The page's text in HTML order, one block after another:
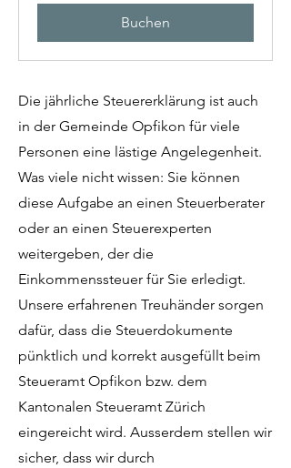
Buchen
Die jährliche Steuererklärung ist auch
in der Gemeinde Opfikon für viele
Personen eine lästige Angelegenheit.
Was viele nicht wissen: Sie können
diese Aufgabe an einen Steuerberater
oder an einen Steuerexperten
weitergeben, der die
Einkommenssteuer für Sie erledigt.
Unsere erfahrenen Treuhänder sorgen
dafür, dass die Steuerdokumente
pünktlich und korrekt ausgefüllt beim
Steueramt Opfikon bzw. dem
Kantonalen Steueramt Zürich
eingereicht wird. Ausserdem stellen wir
sicher, dass wir durch